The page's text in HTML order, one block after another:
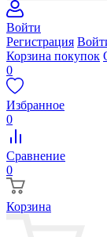
Войти
Регистрация
Корзина покупок
0
Избранное
0
Сравнение
0
Корзина